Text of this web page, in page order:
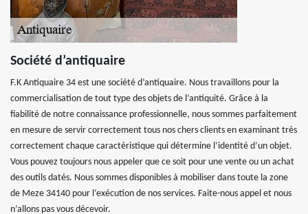
Société d’antiquaire
F.K Antiquaire 34 est une société d’antiquaire. Nous travaillons pour la
commercialisation de tout type des objets de l’antiquité. Grâce à la
fiabilité de notre connaissance professionnelle, nous sommes parfaitement
en mesure de servir correctement tous nos chers clients en examinant très
correctement chaque caractéristique qui détermine l’identité d’un objet.
Vous pouvez toujours nous appeler que ce soit pour une vente ou un achat
des outils datés. Nous sommes disponibles à mobiliser dans toute la zone
de Meze 34140 pour l’exécution de nos services. Faite-nous appel et nous
n’allons pas vous décevoir.